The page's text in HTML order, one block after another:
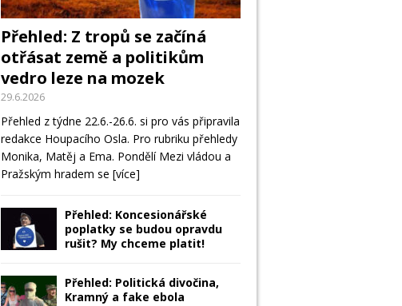
Přehled: Z tropů se začíná
otřásat země a politikům
vedro leze na mozek
29.6.2026
Přehled z týdne 22.6.-26.6. si pro vás připravila
redakce Houpacího Osla. Pro rubriku přehledy
Monika, Matěj a Ema. Pondělí Mezi vládou a
Pražským hradem se [více]
Přehled: Koncesionářské
poplatky se budou opravdu
rušit? My chceme platit!
Přehled: Politická divočina,
Kramný a fake ebola